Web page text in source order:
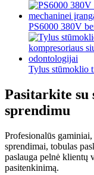
PS6000 380V
Tylus stūmoklio
Pasitarkite su
sprendimu
Profesionalūs
sprendimai, tobulas
paslauga pelnė klientų
pasitenkinimą.